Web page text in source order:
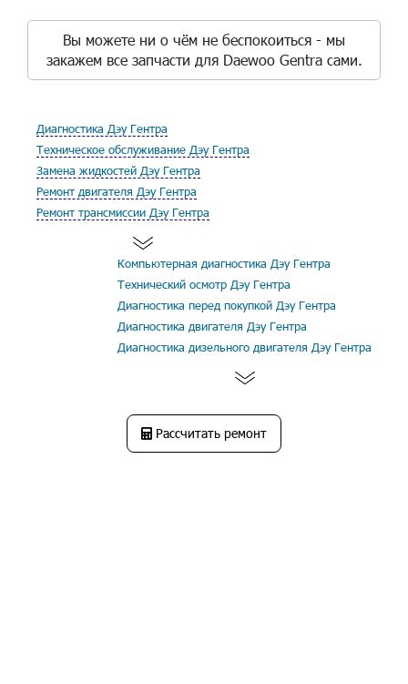
Вы можете ни о чём не беспокоиться - мы
закажем все запчасти для Daewoo Gentra сами.
Диагностика Дэу Гентра
Техническое обслуживание Дэу Гентра
Замена жидкостей Дэу Гентра
Ремонт двигателя Дэу Гентра
Ремонт трансмиссии Дэу Гентра
Компьютерная диагностика Дэу Гентра
Технический осмотр Дэу Гентра
Диагностика перед покупкой Дэу Гентра
Диагностика двигателя Дэу Гентра
Диагностика дизельного двигателя Дэу Гентра
Рассчитать ремонт